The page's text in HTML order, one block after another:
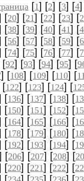
[1] [2] [3] [4
[20] [21] [22] [23] [
[38] [39] [40] [41] [
[56] [57] [58] [59] [
[74] [75] [76] [77] [
[92] [93] [94] [95] [
] [108] [109] [110] [
[122] [123] [124] [
[136] [137] [138] [
[150] [151] [152] [
[164] [165] [166] [
[178] [179] [180] [
[192] [193] [194] [
[206] [207] [208] [
[220] [221] [222] [